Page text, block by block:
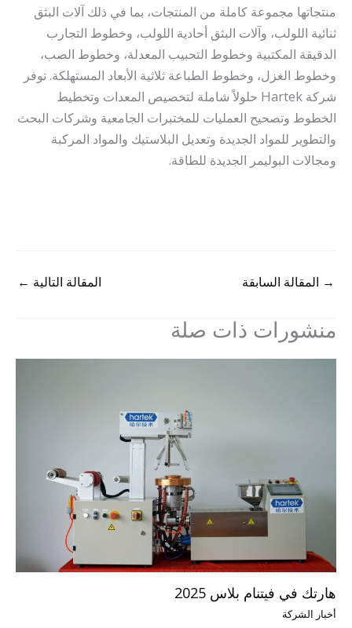
منتجاتها مجموعة كاملة من المنتجات، بما في ذلك آلات البثق
ثنائية اللولب، وآلات البثق أحادية اللولب، وخطوط التجارب
الدقيقة المكتبية وخطوط التحبيب المعدلة، وخطوط الصب،
وخطوط الغزل، وخطوط الطباعة ثلاثية الأبعاد المستهلكة. توفر
شركة Hartek حلولاً شاملة لتخصيص المعدات وتخطيط
الخطوط وتصحيح العمليات للمختبرات الجامعية وشركات البحث
والتطوير للمواد الجديدة وتعديل البلاستيك والمواد المركبة
ومجالات البوليمر الجديدة للطاقة.
→ المقالة السابقة المقالة التالية ←
منشورات ذات صلة
هارتك في فيتنام بلاس 2025
أخبار الشركة